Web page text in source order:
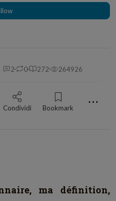
2 0 272 264926
Condividi Bookmark ⋯
ma définition,